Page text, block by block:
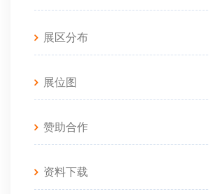
展区分布
展位图
赞助合作
资料下载